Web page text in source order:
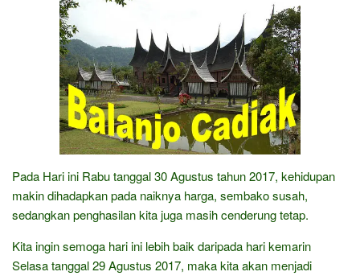
Pada Hari ini Rabu tanggal 30 Agustus tahun 2017, kehidupan
makin dihadapkan pada naiknya harga, sembako susah,
sedangkan penghasilan kita juga masih cenderung tetap.
Kita ingin semoga hari ini lebih baik daripada hari kemarin
Selasa tanggal 29 Agustus 2017, maka kita akan menjadi